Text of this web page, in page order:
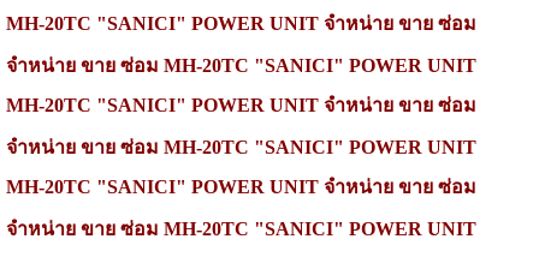
MH-20TC "SANICI" POWER UNIT จำหน่าย ขาย ซ่อม
จำหน่าย ขาย ซ่อม MH-20TC "SANICI" POWER UNIT
MH-20TC "SANICI" POWER UNIT จำหน่าย ขาย ซ่อม
จำหน่าย ขาย ซ่อม MH-20TC "SANICI" POWER UNIT
MH-20TC "SANICI" POWER UNIT จำหน่าย ขาย ซ่อม
จำหน่าย ขาย ซ่อม MH-20TC "SANICI" POWER UNIT